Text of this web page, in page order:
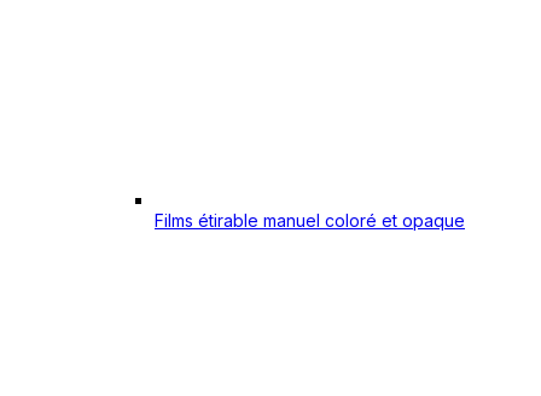
Films étirable manuel coloré et opaque